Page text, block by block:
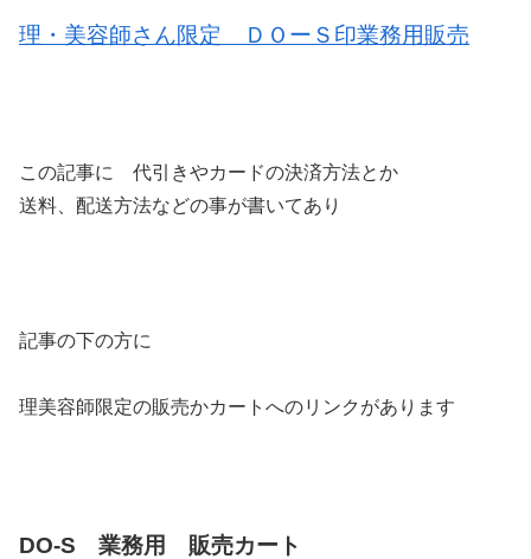
理・美容師さん限定 ＤＯーＳ印業務用販売
この記事に 代引きやカードの決済方法とか
送料、配送方法などの事が書いてあり
記事の下の方に
理美容師限定の販売かカートへのリンクがあります
DO-S 業務用 販売カート